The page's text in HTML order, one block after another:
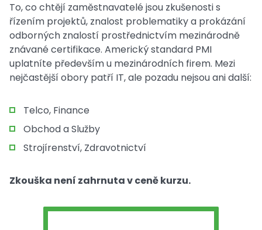
To, co chtějí zaměstnavatelé jsou zkušenosti s
řízením projektů, znalost problematiky a prokázání
odborných znalostí prostřednictvím mezinárodně
znávané certifikace. Americký standard PMI
uplatníte především u mezinárodních firem. Mezi
nejčastější obory patří IT, ale pozadu nejsou ani další:
Telco, Finance
Obchod a Služby
Strojírenství, Zdravotnictví
Zkouška není zahrnuta v ceně kurzu.